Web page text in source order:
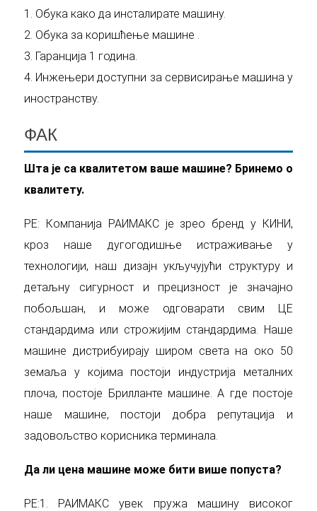
1. Обука како да инсталирате машину.
2. Обука за коришћење машине .
3. Гаранција 1 година.
4. Инжењери доступни за сервисирање машина у
иностранству.
ФАК
Шта је са квалитетом ваше машине? Бринемо о
квалитету.
РЕ: Компанија РАИМАКС је зрео бренд у КИНИ,
кроз наше дугогодишње истраживање у
технологији, наш дизајн укључујући структуру и
детаљну сигурност и прецизност је значајно
побољшан, и може одговарати свим ЦЕ
стандардима или строжијим стандардима. Наше
машине дистрибуирају широм света на око 50
земаља у којима постоји индустрија металних
плоча, постоје Брилланте машине. А где постоје
наше машине, постоји добра репутација и
задовољство корисника терминала.
Да ли цена машине може бити више попуста?
РЕ:1. РАИМАКС увек пружа машину високог